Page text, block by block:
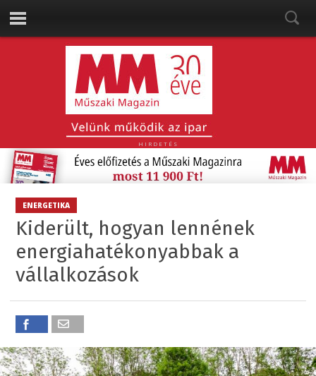
HIRDETÉS
ENERGETIKA
Kiderült, hogyan lennének
energiahatékonyabbak a
vállalkozások